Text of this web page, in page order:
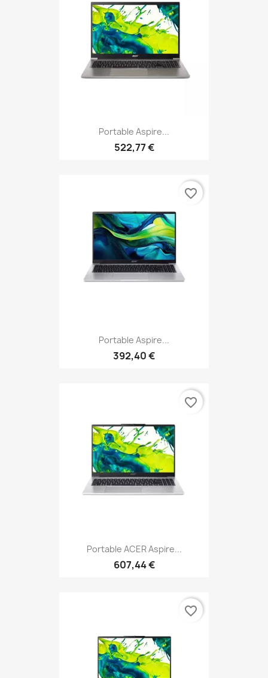
Portable Aspire...
522,77 €
Portable Aspire...
392,40 €
favorite_border
Portable ACER Aspire...
607,44 €
favorite_border
favorite_border